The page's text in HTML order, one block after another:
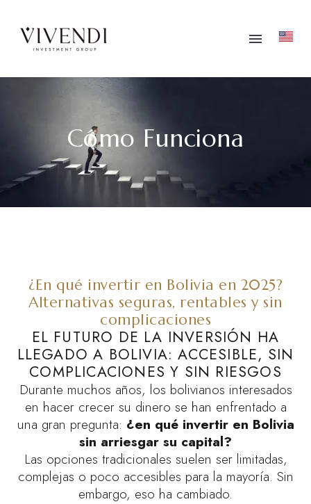
Cómo Funciona
¿En qué invertir en Bolivia en 2025?
Alternativas seguras, rentables y sin
complicaciones
EL FUTURO DE LA INVERSIÓN HA
LLEGADO A BOLIVIA: ACCESIBLE, SIN
COMPLICACIONES Y SIN RIESGOS
Durante muchos años, los bolivianos interesados
en hacer crecer su dinero se han enfrentado a
una gran pregunta: ¿en qué invertir en Bolivia
sin arriesgar su capital?
Las opciones tradicionales suelen ser limitadas,
complejas o poco accesibles para la mayoría. Sin
embargo, eso ha cambiado.